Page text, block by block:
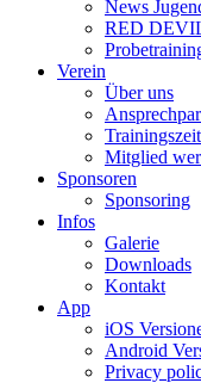
News
RED
Verein
Über uns
Mitglied
Sponsoren
Sponsoring
Infos
Galerie
Downloads
Kontakt
App
iOS
Android
Privacy